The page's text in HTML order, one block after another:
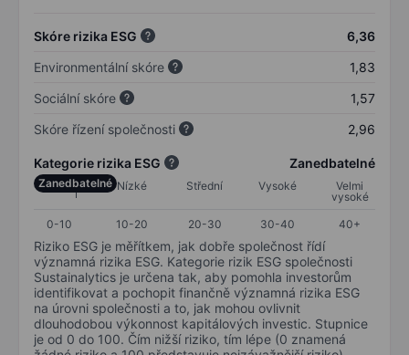
Skóre rizika ESG
6,36
Environmentální skóre
1,83
Sociální skóre
1,57
Skóre řízení společnosti
2,96
Kategorie rizika ESG Zanedbatelné
Zanedbatelné Nízké Střední Vysoké
Velmi
vysoké
0-10
10-20 20-30 30-40 40+
Riziko ESG je měřítkem, jak dobře společnost řídí
významná rizika ESG. Kategorie rizik ESG společnosti
Sustainalytics je určena tak, aby pomohla investorům
identifikovat a pochopit finančně významná rizika ESG
na úrovni společnosti a to, jak mohou ovlivnit
dlouhodobou výkonnost kapitálových investic. Stupnice
je od 0 do 100. Čím nižší riziko, tím lépe (0 znamená